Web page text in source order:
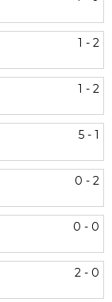
1 - 2
1 - 2
5 - 1
0 - 2
0 - 0
2 - 0